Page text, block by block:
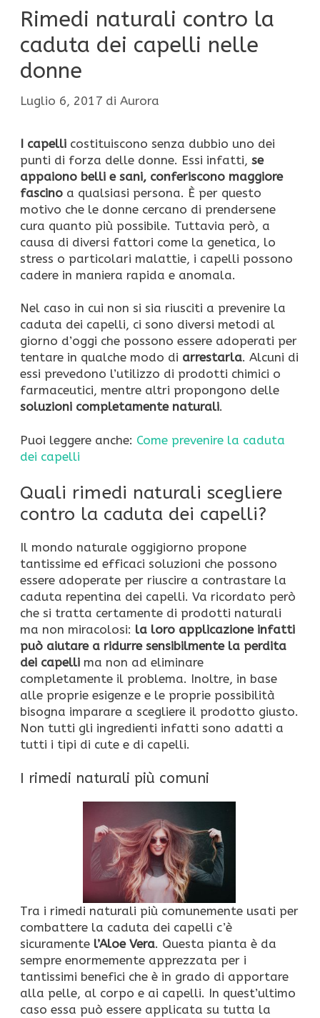
Rimedi naturali contro la
caduta dei capelli nelle
donne
Luglio 6, 2017 di Aurora
I capelli costituiscono senza dubbio uno dei
punti di forza delle donne. Essi infatti, se
appaiono belli e sani, conferiscono maggiore
fascino a qualsiasi persona. È per questo
motivo che le donne cercano di prendersene
cura quanto più possibile. Tuttavia però, a
causa di diversi fattori come la genetica, lo
stress o particolari malattie, i capelli possono
cadere in maniera rapida e anomala.
Nel caso in cui non si sia riusciti a prevenire la
caduta dei capelli, ci sono diversi metodi al
giorno d’oggi che possono essere adoperati per
tentare in qualche modo di arrestarla. Alcuni di
essi prevedono l’utilizzo di prodotti chimici o
farmaceutici, mentre altri propongono delle
soluzioni completamente naturali.
Puoi leggere anche: Come prevenire la caduta
dei capelli
Quali rimedi naturali scegliere
contro la caduta dei capelli?
Il mondo naturale oggigiorno propone
tantissime ed efficaci soluzioni che possono
essere adoperate per riuscire a contrastare la
caduta repentina dei capelli. Va ricordato però
che si tratta certamente di prodotti naturali
ma non miracolosi: la loro applicazione infatti
può aiutare a ridurre sensibilmente la perdita
dei capelli ma non ad eliminare
completamente il problema. Inoltre, in base
alle proprie esigenze e le proprie possibilità
bisogna imparare a scegliere il prodotto giusto.
Non tutti gli ingredienti infatti sono adatti a
tutti i tipi di cute e di capelli.
I rimedi naturali più comuni
Tra i rimedi naturali più comunemente usati per
combattere la caduta dei capelli c’è
sicuramente l’Aloe Vera. Questa pianta è da
sempre enormemente apprezzata per i
tantissimi benefici che è in grado di apportare
alla pelle, al corpo e ai capelli. In quest’ultimo
caso essa può essere applicata su tutta la